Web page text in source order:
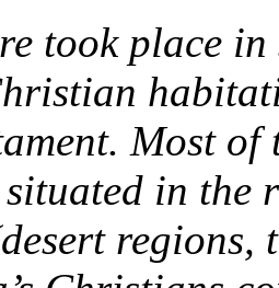
took place
Most
in the